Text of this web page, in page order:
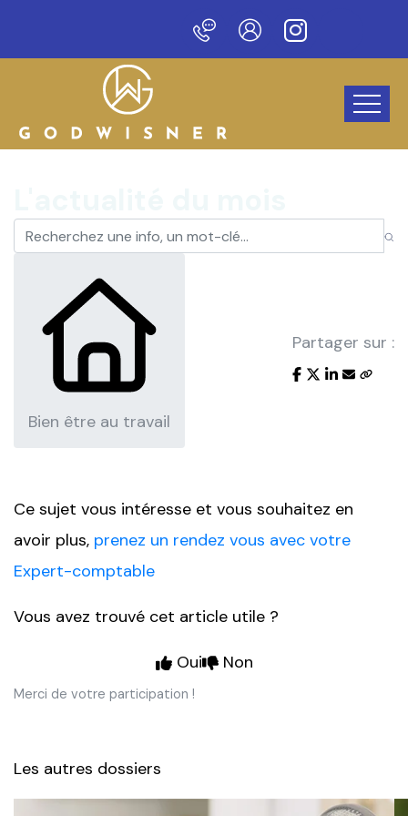
Bienvenue sur notre
Bien être au travail
Partager sur :
Ce sujet vous intéresse et vous souhaitez en
avoir plus, prenez un rendez vous avec votre
Expert-comptable
Vous avez trouvé cet article utile ?
Oui Non
Merci de votre participation !
Les autres dossiers